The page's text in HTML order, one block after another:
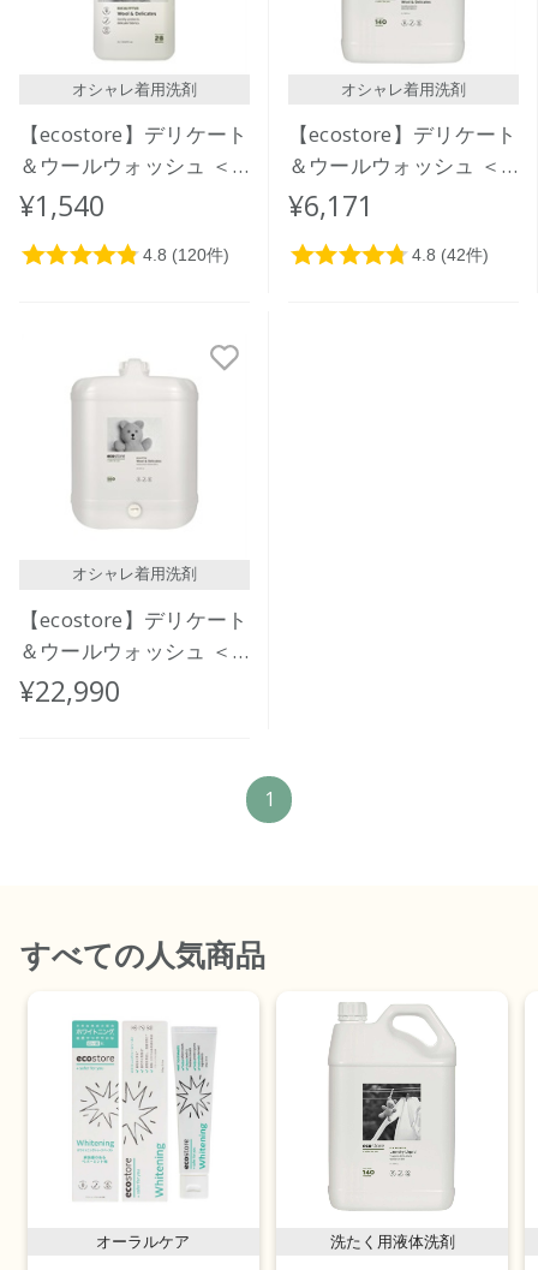
レビューが多い順
人気順
オシャレ着用洗剤
【ecostore】デリケート
＆ウールウォッシュ ＜
おしゃれ着用＞1L
¥1,540
オシャレ着用洗剤
【ecostore】デリケート
＆ウールウォッシュ ＜
おしゃれ着用＞ 5L
¥6,171
オシャレ着用洗剤
【ecostore】デリケート
＆ウールウォッシュ ＜
おしゃれ着用＞ バルク
¥22,990
1
すべての人気商品
オーラルケア 洗たく用液体洗剤